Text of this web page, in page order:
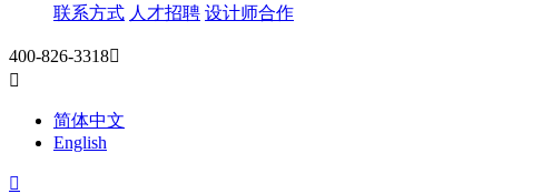
联系方式 人才招聘 设计师合作
400-826-3318

简体中文
English
